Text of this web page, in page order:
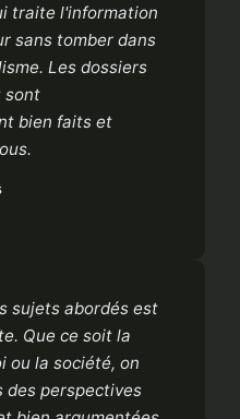
traite l'information
sans tomber dans
Les dossiers
sont
bien faits et
sujets abordés est
Que ce soit la
ou la société, on
des perspectives